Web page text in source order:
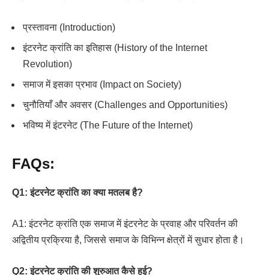
प्रस्तावना (Introduction)
इंटरनेट क्रांति का इतिहास (History of the Internet
Revolution)
समाज में इसका प्रभाव (Impact on Society)
चुनौतियाँ और अवसर (Challenges and Opportunities)
भविष्य में इंटरनेट (The Future of the Internet)
FAQs:
Q1: इंटरनेट क्रांति का क्या मतलब है?
A1: इंटरनेट क्रांति एक समाज में इंटरनेट के प्रवाह और परिवर्तन की
अद्वितीय प्रक्रिया है, जिससे समाज के विभिन्न क्षेत्रों में सुधार होता है।
Q2: इंटरनेट क्रांति की शुरुआत कैसे हुई?